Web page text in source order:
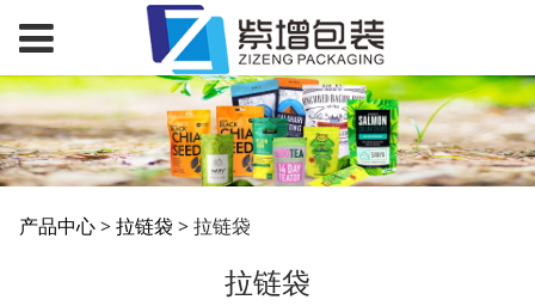
拉链袋
产品中心>拉链袋 >拉链袋
拉链袋